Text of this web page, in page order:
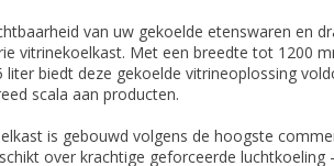
van uw gekoelde etenswaren en
vitrinekoelkast. Met een breedte tot 1200
biedt deze gekoelde vitrineoplossing
scala aan producten.
is gebouwd volgens de hoogste
over krachtige geforceerde luchtkoeling